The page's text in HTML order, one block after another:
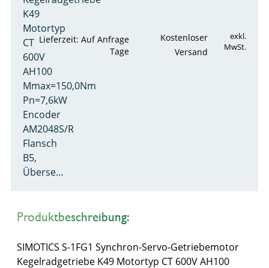
K49
Motortyp
CT
600V
AH100
Mmax=150,0Nm
Pn=7,6kW
Encoder
AM2048S/R
Flansch
B5,
Überse…
Lieferzeit: Auf Anfrage
Tage
Kostenloser
Versand
exkl.
MwSt.
Produktbeschreibung:
SIMOTICS S-1FG1 Synchron-Servo-Getriebemotor
Kegelradgetriebe K49 Motortyp CT 600V AH100